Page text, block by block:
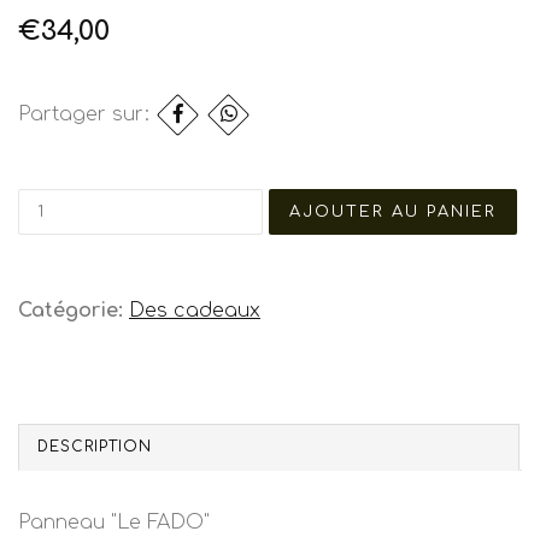
€34,00
Partager sur:
Catégorie: Des cadeaux
DESCRIPTION
Panneau "Le FADO"